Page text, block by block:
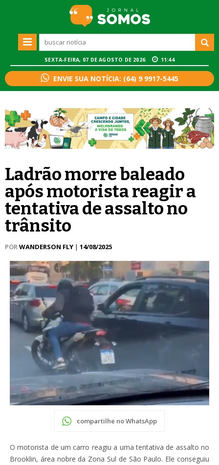
SEXTA-FEIRA, 07 DE AGOSTO DE 2026 11:44
ENVIE SUA NOTÍCIA: (64) 9 9917-5445
Ladrão morre baleado
após motorista reagir a
tentativa de assalto no
trânsito
PORWANDERSON FLY | 14/08/2025
compartilhe no WhatsApp
O motorista de um carro reagiu a uma tentativa de assalto no
Brooklin, área nobre da Zona Sul de São Paulo. Ele conseguiu